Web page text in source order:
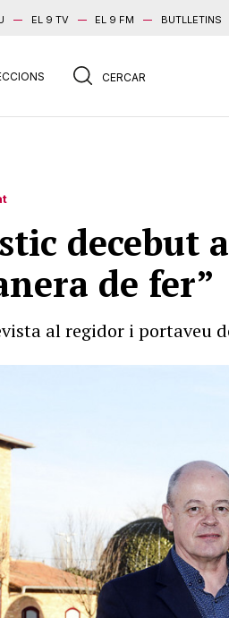
EL 9 TV EL 9 FM BUTLLETINS
decebut
de fer”
al regidor i portaveu